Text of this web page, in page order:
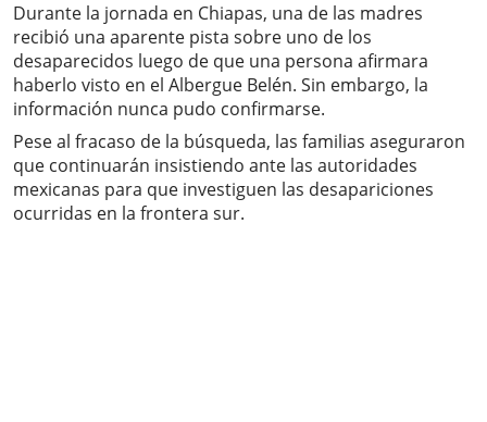
Durante la jornada en Chiapas, una de las madres
recibió una aparente pista sobre uno de los
desaparecidos luego de que una persona afirmara
haberlo visto en el Albergue Belén. Sin embargo, la
información nunca pudo confirmarse.
Pese al fracaso de la búsqueda, las familias aseguraron
que continuarán insistiendo ante las autoridades
mexicanas para que investiguen las desapariciones
ocurridas en la frontera sur.